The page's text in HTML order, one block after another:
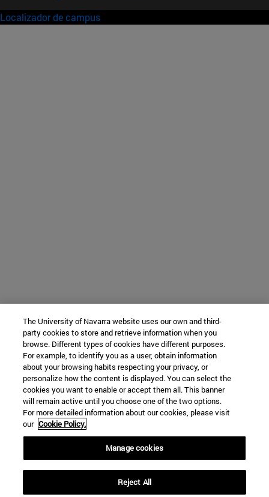
Localizador de campus
The University of Navarra website uses our own and third-
party cookies to store and retrieve information when you
browse. Different types of cookies have different purposes.
For example, to identify you as a user, obtain information
about your browsing habits respecting your privacy, or
personalize how the content is displayed. You can select the
cookies you want to enable or accept them all. This banner
will remain active until you choose one of the two options.
For more detailed information about our cookies, please visit
our Cookie Policy.
Manage cookies
Reject All